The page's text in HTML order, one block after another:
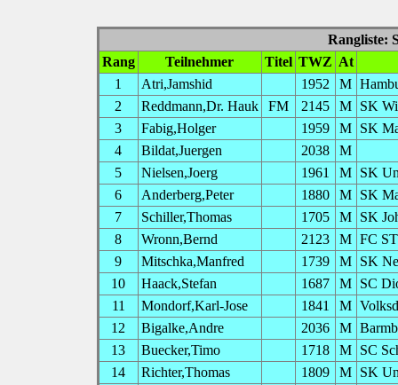
Rangliste:
Rang
Teilnehmer Titel TWZ At
1
Atri,Jamshid 1952 M
2
Reddmann,Dr. Hauk FM 2145 M SK
3
Fabig,Holger 1959 M SK
4
Bildat,Juergen 2038
M
5
Nielsen,Joerg 1961 M SK
6
Anderberg,Peter 1880 M SK
7
Schiller,Thomas 1705 M SK
8
Wronn,Bernd 2123 M FC
9
Mitschka,Manfred 1739 M SK
10
Haack,Stefan 1687 M SC
11
Mondorf,Karl-Jose 1841 M
12
Bigalke,Andre 2036 M
13
Buecker,Timo 1718 M SC
14
Richter,Thomas 1809 M SK